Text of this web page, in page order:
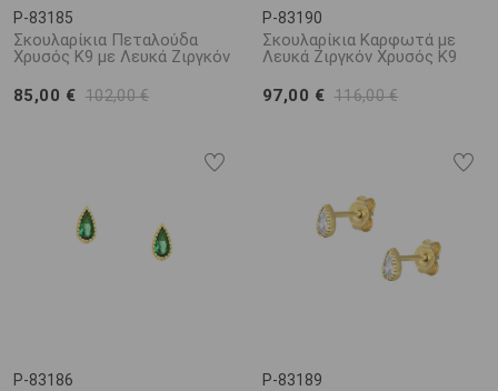
P-83185
Σκουλαρίκια Πεταλούδα
Χρυσός K9 με Λευκά Ζιργκόν
85,00 € 102,00 €
P-83190
Σκουλαρίκια Καρφωτά με
Λευκά Ζιργκόν Χρυσός K9
97,00 € 116,00 €
P-83186 P-83189